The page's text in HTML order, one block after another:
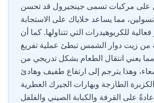
على مركبات تسمى جينجيرول قد تحسن
مما يساعد خلاياك على الاستجابة
للكربوهيدرات التي تتناولها. كما أن
من زيت دوار الشمس تبطئ عملية تفريغ
يعني انتقال الطعام بشكل تدريجي من
وهذا يترجم إلى ارتفاع طفيف وهادئ
الطازجة وبهارات الجيرك العطرية
على القرفة والكبابة الصيني والفلفل